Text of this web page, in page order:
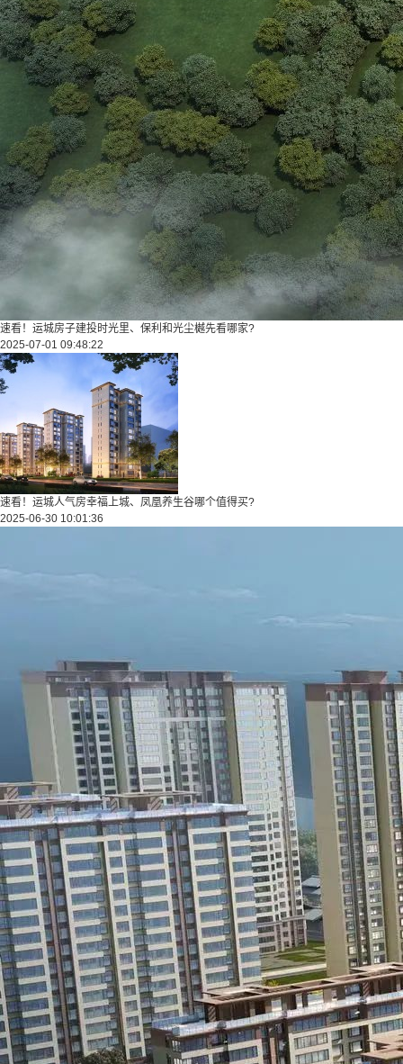
速看！运城房子建投时光里、保利和光尘樾先看哪家?
2025-07-01 09:48:22
速看！运城人气房幸福上城、凤凰养生谷哪个值得买?
2025-06-30 10:01:36